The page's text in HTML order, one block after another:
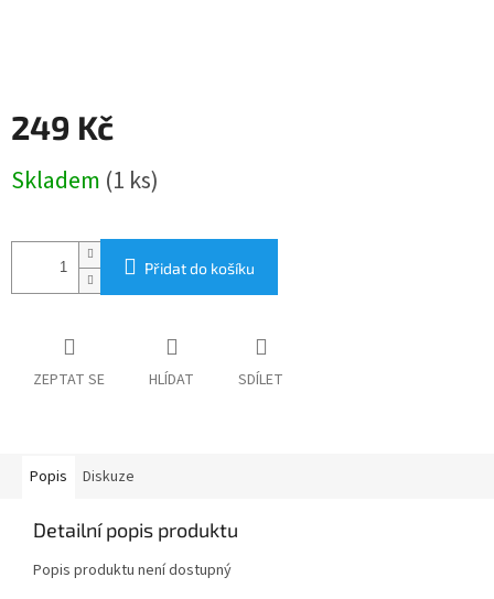
249 Kč
cena:
Skladem (1 ks)
Přidat do košíku
ZEPTAT SE HLÍDAT SDÍLET
Popis Diskuze
Detailní popis produktu
Popis produktu není dostupný